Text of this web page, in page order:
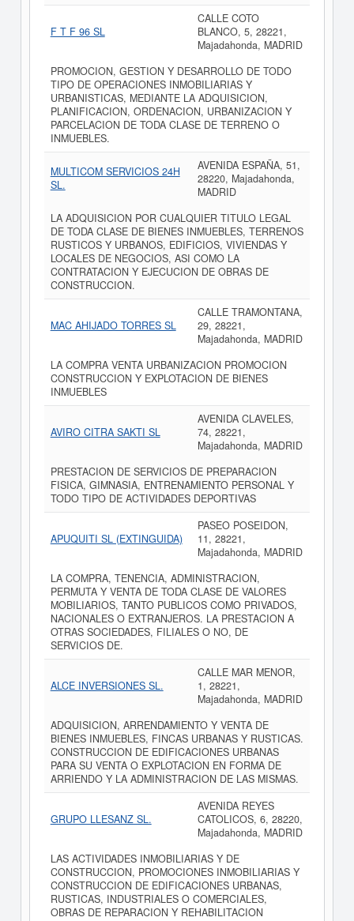
F T F 96 SL
CALLE COTO
BLANCO, 5, 28221,
Majadahonda, MADRID
PROMOCION, GESTION Y DESARROLLO DE TODO
TIPO DE OPERACIONES INMOBILIARIAS Y
URBANISTICAS, MEDIANTE LA ADQUISICION,
PLANIFICACION, ORDENACION, URBANIZACION Y
PARCELACION DE TODA CLASE DE TERRENO O
INMUEBLES.
MULTICOM SERVICIOS 24H
SL.
AVENIDA ESPAÑA, 51,
28220, Majadahonda,
MADRID
LA ADQUISICION POR CUALQUIER TITULO LEGAL
DE TODA CLASE DE BIENES INMUEBLES, TERRENOS
RUSTICOS Y URBANOS, EDIFICIOS, VIVIENDAS Y
LOCALES DE NEGOCIOS, ASI COMO LA
CONTRATACION Y EJECUCION DE OBRAS DE
CONSTRUCCION.
MAC AHIJADO TORRES SL
CALLE TRAMONTANA,
29, 28221,
Majadahonda, MADRID
LA COMPRA VENTA URBANIZACION PROMOCION
CONSTRUCCION Y EXPLOTACION DE BIENES
INMUEBLES
AVIRO CITRA SAKTI SL
AVENIDA CLAVELES,
74, 28221,
Majadahonda, MADRID
PRESTACION DE SERVICIOS DE PREPARACION
FISICA, GIMNASIA, ENTRENAMIENTO PERSONAL Y
TODO TIPO DE ACTIVIDADES DEPORTIVAS
APUQUITI SL (EXTINGUIDA)
PASEO POSEIDON,
11, 28221,
Majadahonda, MADRID
LA COMPRA, TENENCIA, ADMINISTRACION,
PERMUTA Y VENTA DE TODA CLASE DE VALORES
MOBILIARIOS, TANTO PUBLICOS COMO PRIVADOS,
NACIONALES O EXTRANJEROS. LA PRESTACION A
OTRAS SOCIEDADES, FILIALES O NO, DE
SERVICIOS DE.
ALCE INVERSIONES SL.
CALLE MAR MENOR,
1, 28221,
Majadahonda, MADRID
ADQUISICION, ARRENDAMIENTO Y VENTA DE
BIENES INMUEBLES, FINCAS URBANAS Y RUSTICAS.
CONSTRUCCION DE EDIFICACIONES URBANAS
PARA SU VENTA O EXPLOTACION EN FORMA DE
ARRIENDO Y LA ADMINISTRACION DE LAS MISMAS.
GRUPO LLESANZ SL.
AVENIDA REYES
CATOLICOS, 6, 28220,
Majadahonda, MADRID
LAS ACTIVIDADES INMOBILIARIAS Y DE
CONSTRUCCION, PROMOCIONES INMOBILIARIAS Y
CONSTRUCCION DE EDIFICACIONES URBANAS,
RUSTICAS, INDUSTRIALES O COMERCIALES,
OBRAS DE REPARACION Y REHABILITACION